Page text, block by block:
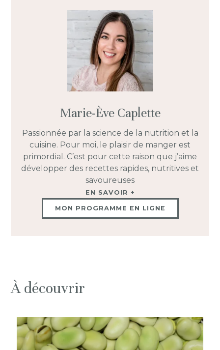
Marie-Ève Caplette
Passionnée par la science de la nutrition et la
cuisine. Pour moi, le plaisir de manger est
primordial. C’est pour cette raison que j’aime
développer des recettes rapides, nutritives et
savoureuses
EN SAVOIR +
MON PROGRAMME EN LIGNE
À découvrir